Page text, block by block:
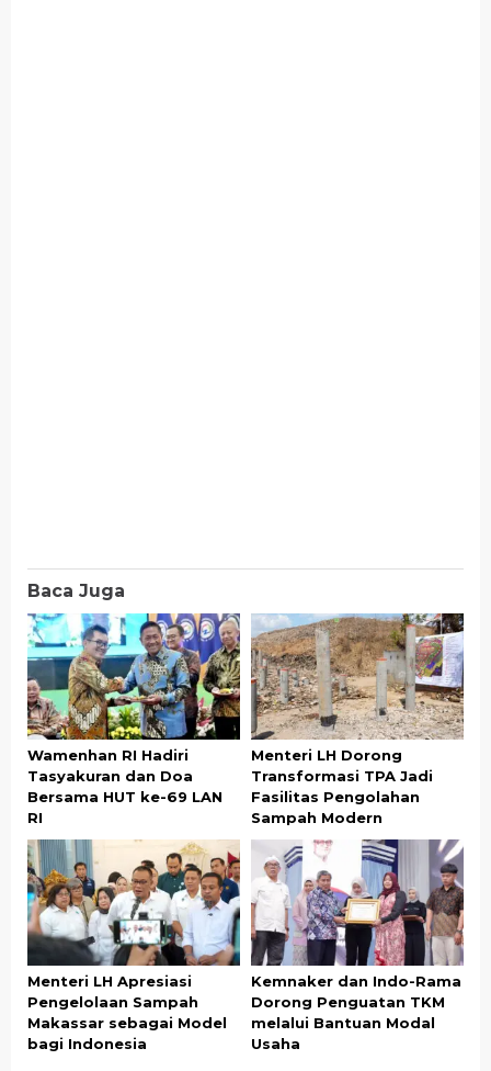
Baca Juga
Wamenhan RI Hadiri
Tasyakuran dan Doa
Bersama HUT ke-69 LAN
RI
Menteri LH Dorong
Transformasi TPA Jadi
Fasilitas Pengolahan
Sampah Modern
Menteri LH Apresiasi
Pengelolaan Sampah
Makassar sebagai Model
bagi Indonesia
Kemnaker dan Indo-Rama
Dorong Penguatan TKM
melalui Bantuan Modal
Usaha